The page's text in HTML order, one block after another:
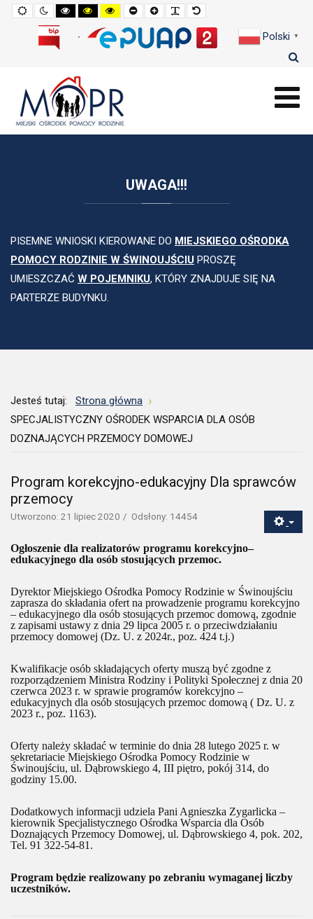
Widok
standardowy
Widok
nocny
Wysoki
kontrast
czarno
Wysoki
kontrast
tryb
czarno
Wysoki
kontrast
tryb
żółto
Pomniejszony
rozmiar
czcionki
Powiększony
rozmiar
czcionki
Zwiększ
odstępy
pomiędzy
literami
Standarowy
rozmiar
czcionki
Polski ▼
UWAGA!!!
PISEMNE WNIOSKI KIEROWANE DO MIEJSKIEGO OŚRODKA
POMOCY RODZINIE W ŚWINOUJŚCIU PROSZĘ
UMIESZCZAĆ W POJEMNIKU, KTÓRY ZNAJDUJE SIĘ NA
PARTERZE BUDYNKU.
Jesteś tutaj:
Strona główna
SPECJALISTYCZNY OŚRODEK WSPARCIA DLA OSÓB
DOZNAJĄCYCH PRZEMOCY DOMOWEJ
Program korekcyjno-edukacyjny Dla sprawców
przemocy
Utworzono: 21 lipiec 2020 Odsłony: 14454
Ogłoszenie dla realizatorów programu korekcyjno–
edukacyjnego dla osób stosujących przemoc.
Dyrektor Miejskiego Ośrodka Pomocy Rodzinie w Świnoujściu
zaprasza do składania ofert na prowadzenie programu korekcyjno
– edukacyjnego dla osób stosujących przemoc domową, zgodnie
z zapisami ustawy z dnia 29 lipca 2005 r. o przeciwdziałaniu
przemocy domowej (Dz. U. z 2024r., poz. 424 t.j.)
Kwalifikacje osób składających oferty muszą być zgodne z
rozporządzeniem Ministra Rodziny i Polityki Społecznej z dnia 20
czerwca 2023 r. w sprawie programów korekcyjno –
edukacyjnych dla osób stosujących przemoc domową ( Dz. U. z
2023 r., poz. 1163).
Oferty należy składać w terminie do dnia 28 lutego 2025 r. w
sekretariacie Miejskiego Ośrodka Pomocy Rodzinie w
Świnoujściu, ul. Dąbrowskiego 4, III piętro, pokój 314, do
godziny 15.00.
Dodatkowych informacji udziela Pani Agnieszka Zygarlicka –
kierownik Specjalistycznego Ośrodka Wsparcia dla Osób
Doznających Przemocy Domowej, ul. Dąbrowskiego 4, pok. 202,
Tel. 91 322-54-81.
Program będzie realizowany po zebraniu wymaganej liczby
uczestników.